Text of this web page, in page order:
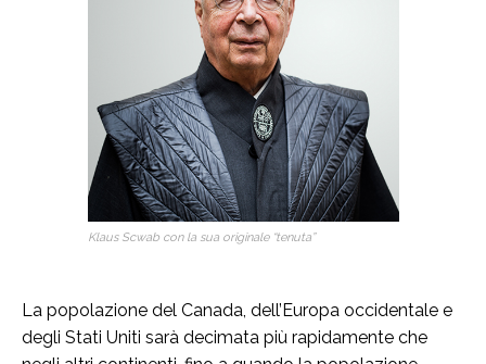
Klaus Scwab con la sua originale “tenuta”
La popolazione del Canada, dell’Europa occidentale e
degli Stati Uniti sarà decimata più rapidamente che